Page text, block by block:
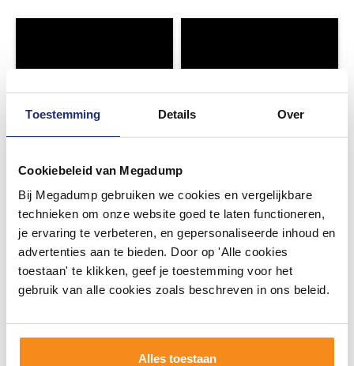
Toestemming Details Over
Cookiebeleid van Megadump
Bij Megadump gebruiken we cookies en vergelijkbare
technieken om onze website goed te laten functioneren,
je ervaring te verbeteren, en gepersonaliseerde inhoud en
advertenties aan te bieden. Door op 'Alle cookies
toestaan' te klikken, geef je toestemming voor het
gebruik van alle cookies zoals beschreven in ons beleid.
Alles toestaan